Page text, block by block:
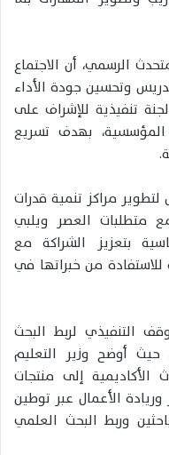
الرسمي، أن الاجتماع
وتحسين جودة الأداء
تنفيذية للإشراف على
المؤسسية، بهدف تسريع
مراكز تنمية قدرات
متطلبات العصر ويلبي
بتعزيز الشراكة مع
للاستفادة من خبراتها في
التنفيذي لربط البحث
حيث أوضح وزير التعليم
الأكاديمية إلى منتجات
وريادة الأعمال عبر توطين
وربط البحث العلمي